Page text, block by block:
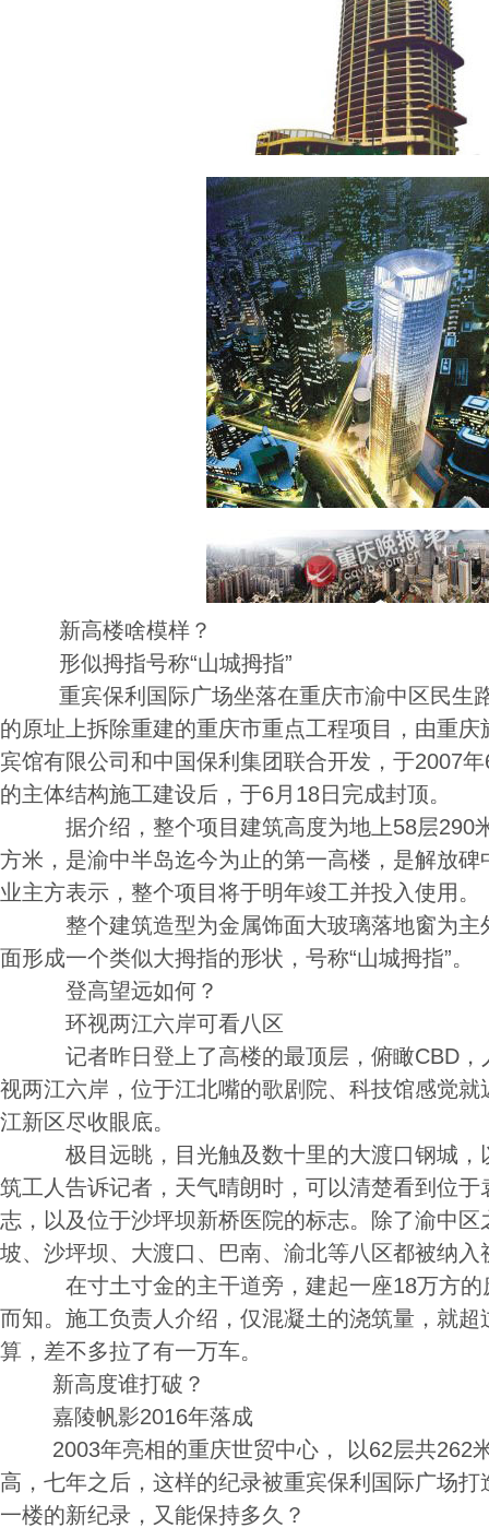
新高楼啥模样？
形似拇指号称“山城拇指”
重宾保利国际广场坐落在重庆市渝中区民生路
的原址上拆除重建的重庆市重点工程项目，由重
宾馆有限公司和中国保利集团联合开发，于2007
的主体结构施工建设后，于6月18日完成封顶。
据介绍，整个项目建筑高度为地上58层290米
方米，是渝中半岛迄今为止的第一高楼，是解放
业主方表示，整个项目将于明年竣工并投入使用。
整个建筑造型为金属饰面大玻璃落地窗为主
面形成一个类似大拇指的形状，号称“山城拇指”。
登高望远如何？
环视两江六岸可看八区
记者昨日登上了高楼的最顶层，俯瞰CBD，
视两江六岸，位于江北嘴的歌剧院、科技馆感觉
江新区尽收眼底。
极目远眺，目光触及数十里的大渡口钢城，
筑工人告诉记者，天气晴朗时，可以清楚看到位
志，以及位于沙坪坝新桥医院的标志。除了渝中
坡、沙坪坝、大渡口、巴南、渝北等八区都被纳入
在寸土寸金的主干道旁，建起一座18万方的
而知。施工负责人介绍，仅混凝土的浇筑量，就
算，差不多拉了有一万车。
新高度谁打破？
嘉陵帆影2016年落成
2003年亮相的重庆世贸中心， 以62层共262
高，七年之后，这样的纪录被重宾保利国际广场
一楼的新纪录，又能保持多久？